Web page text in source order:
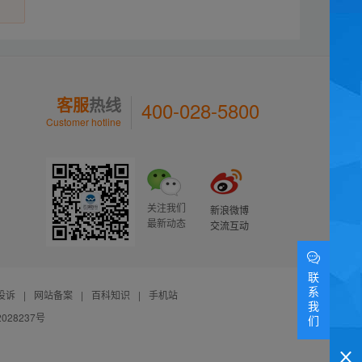
客服热线
Customer hotline 400-028-5800
关注我们
最新动态
新浪微博
交流互动
诉 | 网站备案 | 百科知识 |
手机站
号
联
系
我
们